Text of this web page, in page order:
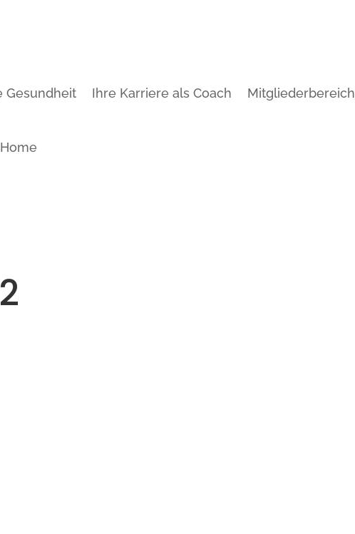
Gesundheit Ihre Karriere als Coach Mitgliederbereich
Home